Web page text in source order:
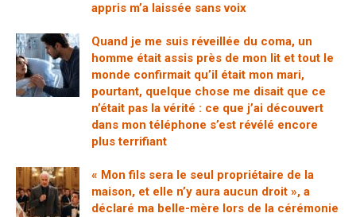
appris m’a laissée sans voix
Quand je me suis réveillée du coma, un
homme était assis près de mon lit et tout le
monde confirmait qu’il était mon mari,
pourtant, quelque chose me disait que ce
n’était pas la vérité : ce que j’ai découvert
dans mon téléphone s’est révélé encore
plus terrifiant
« Mon fils sera le seul propriétaire de la
maison, et elle n’y aura aucun droit », a
déclaré ma belle-mère lors de la cérémonie